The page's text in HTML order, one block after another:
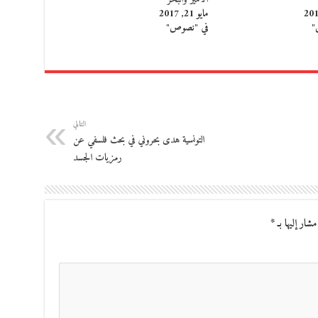
مايو 21, 2017
في "نصوص"
التالي
التونسية هدى بحروني في بحث فلسفي عن
رمزيات الجسد
إليها بـ*